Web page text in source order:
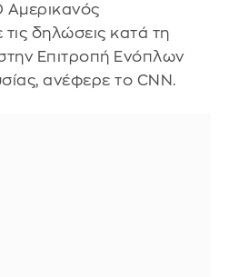
Αμερικανός
δηλώσεις κατά τη
Επιτροπή Ενόπλων
ανέφερε το CNN.